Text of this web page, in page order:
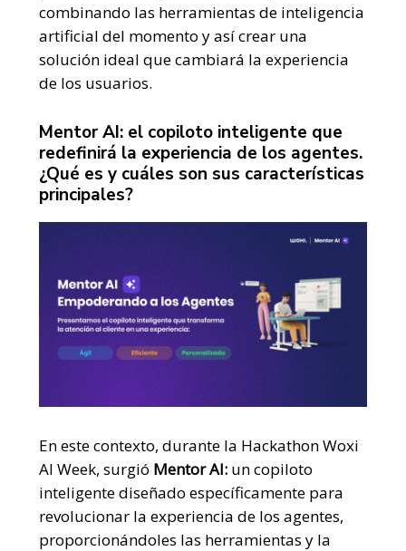
combinando las herramientas de inteligencia
artificial del momento y así crear una
solución ideal que cambiará la experiencia
de los usuarios.
Mentor AI: el copiloto inteligente que
redefinirá la experiencia de los agentes.
¿Qué es y cuáles son sus características
principales?
En este contexto, durante la Hackathon Woxi
AI Week, surgió Mentor AI: un copiloto
inteligente diseñado específicamente para
revolucionar la experiencia de los agentes,
proporcionándoles las herramientas y la